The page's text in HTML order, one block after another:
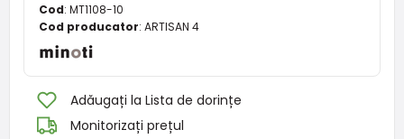
Cod: MT1108-10
Cod producator: ARTISAN 4
Adăugați la Lista de dorințe
Monitorizați prețul